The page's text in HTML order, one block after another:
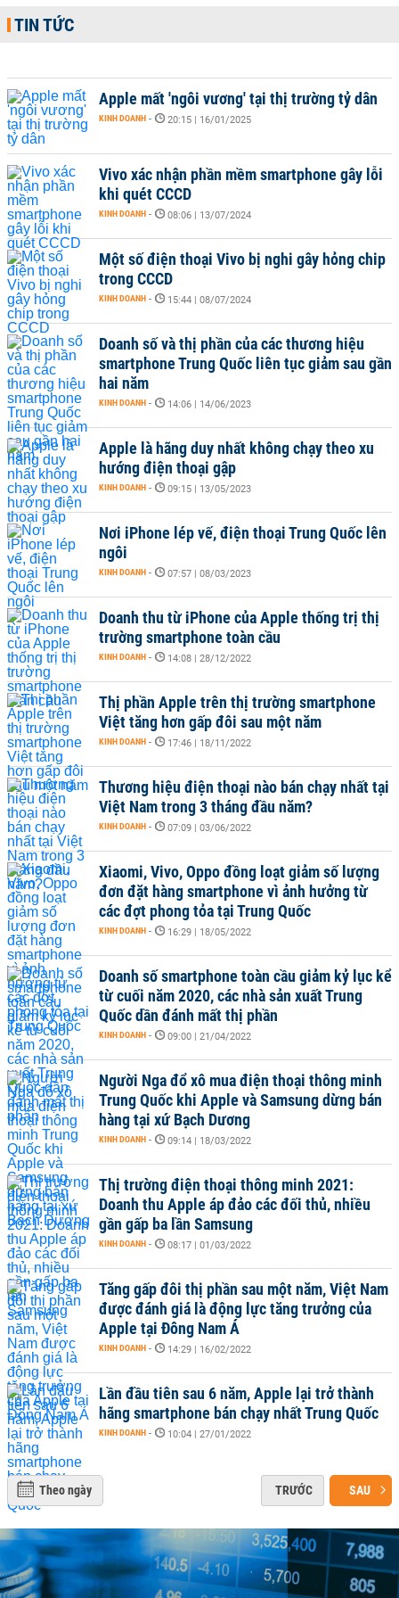
TIN TỨC
Apple mất 'ngôi vương' tại thị trường tỷ dân
KINH DOANH - 20:15 | 16/01/2025
Vivo xác nhận phần mềm smartphone gây lỗi
khi quét CCCD
KINH DOANH - 08:06 | 13/07/2024
Một số điện thoại Vivo bị nghi gây hỏng chip
trong CCCD
KINH DOANH - 15:44 | 08/07/2024
Doanh số và thị phần của các thương hiệu
smartphone Trung Quốc liên tục giảm sau gần
hai năm
KINH DOANH - 14:06 | 14/06/2023
Apple là hãng duy nhất không chạy theo xu
hướng điện thoại gập
KINH DOANH - 09:15 | 13/05/2023
Nơi iPhone lép vế, điện thoại Trung Quốc lên
ngôi
KINH DOANH - 07:57 | 08/03/2023
Doanh thu từ iPhone của Apple thống trị thị
trường smartphone toàn cầu
KINH DOANH - 14:08 | 28/12/2022
Thị phần Apple trên thị trường smartphone
Việt tăng hơn gấp đôi sau một năm
KINH DOANH - 17:46 | 18/11/2022
Thương hiệu điện thoại nào bán chạy nhất tại
Việt Nam trong 3 tháng đầu năm?
KINH DOANH - 07:09 | 03/06/2022
Xiaomi, Vivo, Oppo đồng loạt giảm số lượng
đơn đặt hàng smartphone vì ảnh hưởng từ
các đợt phong tỏa tại Trung Quốc
KINH DOANH - 16:29 | 18/05/2022
Doanh số smartphone toàn cầu giảm kỷ lục kể
từ cuối năm 2020, các nhà sản xuất Trung
Quốc dần đánh mất thị phần
KINH DOANH - 09:00 | 21/04/2022
Người Nga đổ xô mua điện thoại thông minh
Trung Quốc khi Apple và Samsung dừng bán
hàng tại xứ Bạch Dương
KINH DOANH - 09:14 | 18/03/2022
Thị trường điện thoại thông minh 2021:
Doanh thu Apple áp đảo các đối thủ, nhiều
gần gấp ba lần Samsung
KINH DOANH - 08:17 | 01/03/2022
Tăng gấp đôi thị phần sau một năm, Việt Nam
được đánh giá là động lực tăng trưởng của
Apple tại Đông Nam Á
KINH DOANH - 14:29 | 16/02/2022
Lần đầu tiên sau 6 năm, Apple lại trở thành
hãng smartphone bán chạy nhất Trung Quốc
KINH DOANH - 10:04 | 27/01/2022
Theo ngày TRƯỚC SAU